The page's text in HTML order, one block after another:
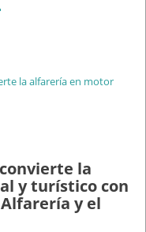
la
y turístico con
y el